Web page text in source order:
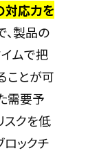
対応力を
、製品の
ムで把
ことが可
需要予
スクを低
ロックチ